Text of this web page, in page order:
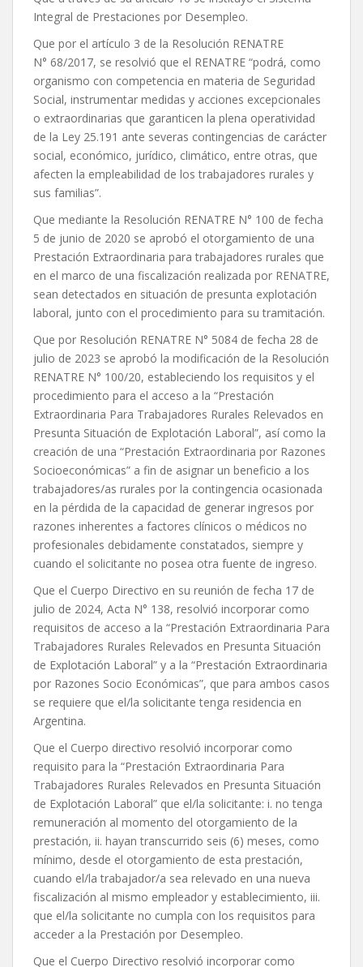
Integral de Prestaciones por Desempleo.
Que por el artículo 3 de la Resolución RENATRE
N° 68/2017, se resolvió que el RENATRE “podrá, como
organismo con competencia en materia de Seguridad
Social, instrumentar medidas y acciones excepcionales
o extraordinarias que garanticen la plena operatividad
de la Ley 25.191 ante severas contingencias de carácter
social, económico, jurídico, climático, entre otras, que
afecten la empleabilidad de los trabajadores rurales y
sus familias”.
Que mediante la Resolución RENATRE N° 100 de fecha
5 de junio de 2020 se aprobó el otorgamiento de una
Prestación Extraordinaria para trabajadores rurales que
en el marco de una fiscalización realizada por RENATRE,
sean detectados en situación de presunta explotación
laboral, junto con el procedimiento para su tramitación.
Que por Resolución RENATRE N° 5084 de fecha 28 de
julio de 2023 se aprobó la modificación de la Resolución
RENATRE N° 100/20, estableciendo los requisitos y el
procedimiento para el acceso a la “Prestación
Extraordinaria Para Trabajadores Rurales Relevados en
Presunta Situación de Explotación Laboral”, así como la
creación de una “Prestación Extraordinaria por Razones
Socioeconómicas” a fin de asignar un beneficio a los
trabajadores/as rurales por la contingencia ocasionada
en la pérdida de la capacidad de generar ingresos por
razones inherentes a factores clínicos o médicos no
profesionales debidamente constatados, siempre y
cuando el solicitante no posea otra fuente de ingreso.
Que el Cuerpo Directivo en su reunión de fecha 17 de
julio de 2024, Acta N° 138, resolvió incorporar como
requisitos de acceso a la “Prestación Extraordinaria Para
Trabajadores Rurales Relevados en Presunta Situación
de Explotación Laboral” y a la “Prestación Extraordinaria
por Razones Socio Económicas”, que para ambos casos
se requiere que el/la solicitante tenga residencia en
Argentina.
Que el Cuerpo directivo resolvió incorporar como
requisito para la “Prestación Extraordinaria Para
Trabajadores Rurales Relevados en Presunta Situación
de Explotación Laboral” que el/la solicitante: i. no tenga
remuneración al momento del otorgamiento de la
prestación, ii. hayan transcurrido seis (6) meses, como
mínimo, desde el otorgamiento de esta prestación,
cuando el/la trabajador/a sea relevado en una nueva
fiscalización al mismo empleador y establecimiento, iii.
que el/la solicitante no cumpla con los requisitos para
acceder a la Prestación por Desempleo.
Que el Cuerpo Directivo resolvió incorporar como